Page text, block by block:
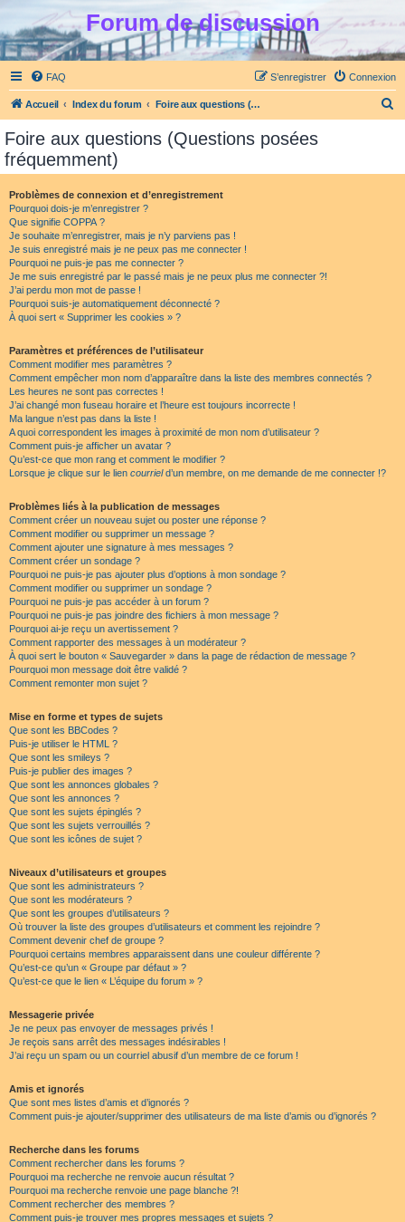
Forum de discussion
FAQ Connexion
S’enregistrer
Accueil Index du forum Foire aux questions (Questions posées fréquemment)
Foire aux questions (Questions posées
fréquemment)
Problèmes de connexion et d’enregistrement
Pourquoi dois-je m’enregistrer ?
Que signifie COPPA ?
Je souhaite m’enregistrer, mais je n’y parviens pas !
Je suis enregistré mais je ne peux pas me connecter !
Pourquoi ne puis-je pas me connecter ?
Je me suis enregistré par le passé mais je ne peux plus me connecter ?!
J’ai perdu mon mot de passe !
Pourquoi suis-je automatiquement déconnecté ?
À quoi sert « Supprimer les cookies » ?
Paramètres et préférences de l’utilisateur
Comment modifier mes paramètres ?
Comment empêcher mon nom d’apparaître dans la liste des membres connectés ?
Les heures ne sont pas correctes !
J’ai changé mon fuseau horaire et l’heure est toujours incorrecte !
Ma langue n’est pas dans la liste !
A quoi correspondent les images à proximité de mon nom d’utilisateur ?
Comment puis-je afficher un avatar ?
Qu’est-ce que mon rang et comment le modifier ?
Lorsque je clique sur le lien courrield’un membre, on me demande de me connecter !?
Problèmes liés à la publication de messages
Comment créer un nouveau sujet ou poster une réponse ?
Comment modifier ou supprimer un message ?
Comment ajouter une signature à mes messages ?
Comment créer un sondage ?
Pourquoi ne puis-je pas ajouter plus d’options à mon sondage ?
Comment modifier ou supprimer un sondage ?
Pourquoi ne puis-je pas accéder à un forum ?
Pourquoi ne puis-je pas joindre des fichiers à mon message ?
Pourquoi ai-je reçu un avertissement ?
Comment rapporter des messages à un modérateur ?
À quoi sert le bouton « Sauvegarder » dans la page de rédaction de message ?
Pourquoi mon message doit être validé ?
Comment remonter mon sujet ?
Mise en forme et types de sujets
Que sont les BBCodes ?
Puis-je utiliser le HTML ?
Que sont les smileys ?
Puis-je publier des images ?
Que sont les annonces globales ?
Que sont les annonces ?
Que sont les sujets épinglés ?
Que sont les sujets verrouillés ?
Que sont les icônes de sujet ?
Niveaux d’utilisateurs et groupes
Que sont les administrateurs ?
Que sont les modérateurs ?
Que sont les groupes d’utilisateurs ?
Où trouver la liste des groupes d’utilisateurs et comment les rejoindre ?
Comment devenir chef de groupe ?
Pourquoi certains membres apparaissent dans une couleur différente ?
Qu’est-ce qu’un « Groupe par défaut » ?
Qu’est-ce que le lien « L’équipe du forum » ?
Messagerie privée
Je ne peux pas envoyer de messages privés !
Je reçois sans arrêt des messages indésirables !
J’ai reçu un spam ou un courriel abusif d’un membre de ce forum !
Amis et ignorés
Que sont mes listes d’amis et d’ignorés ?
Comment puis-je ajouter/supprimer des utilisateurs de ma liste d’amis ou d’ignorés ?
Recherche dans les forums
Comment rechercher dans les forums ?
Pourquoi ma recherche ne renvoie aucun résultat ?
Pourquoi ma recherche renvoie une page blanche ?!
Comment rechercher des membres ?
Comment puis-je trouver mes propres messages et sujets ?